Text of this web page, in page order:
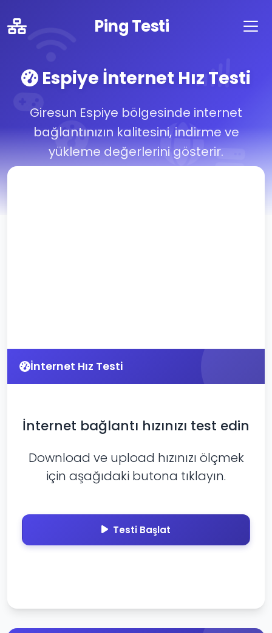
Ping Testi
Espiye İnternet Hız Testi
Giresun Espiye bölgesinde internet
bağlantınızın kalitesini, indirme ve
yükleme değerlerini gösterir.
İnternet Hız Testi
İnternet bağlantı hızınızı test edin
Download ve upload hızınızı ölçmek
için aşağıdaki butona tıklayın.
Testi Başlat